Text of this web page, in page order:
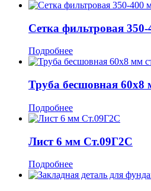
Сетка фильтровая
Подробнее
Труба бесшовная 60x8
Подробнее
Лист 6 мм Ст.09Г2С
Подробнее